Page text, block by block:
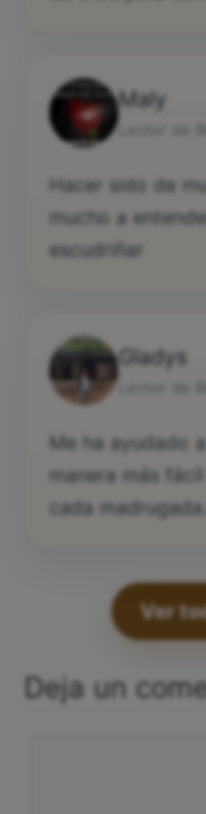
Maly
Hacer sido de
mucho a
escudriñar
Gladys
Me ha ayudado
manera más
cada
Ver
Deja un